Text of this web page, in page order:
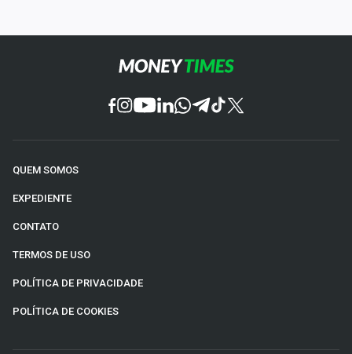
QUEM SOMOS
EXPEDIENTE
CONTATO
TERMOS DE USO
POLÍTICA DE PRIVACIDADE
POLÍTICA DE COOKIES